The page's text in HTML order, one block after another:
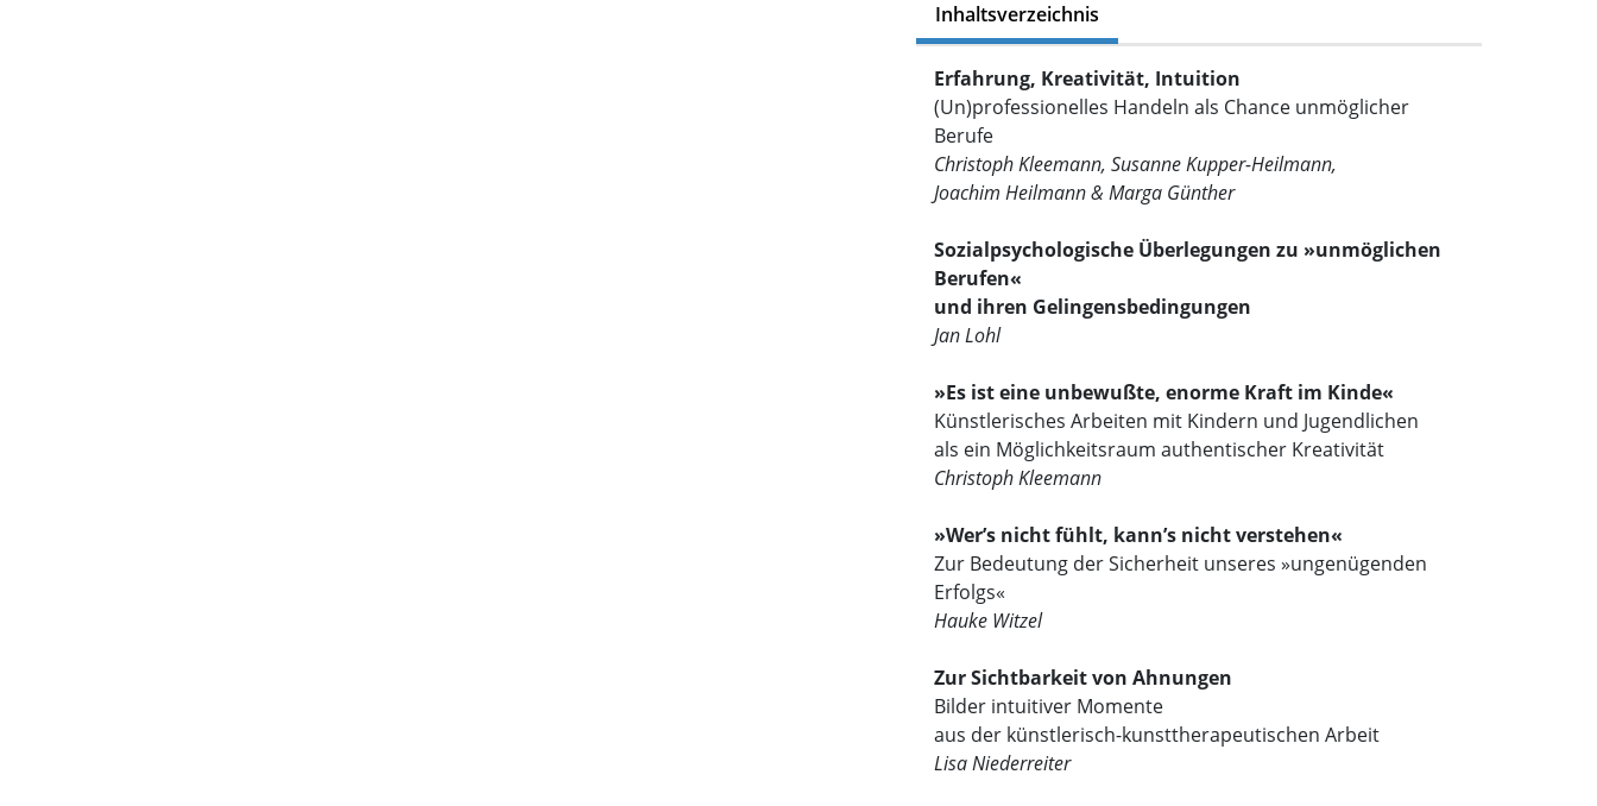
Inhaltsverzeichnis
Erfahrung, Kreativität, Intuition
(Un)professionelles Handeln als Chance unmöglicher
Berufe
Christoph Kleemann, Susanne Kupper-Heilmann,
Joachim Heilmann & Marga Günther
Sozialpsychologische Überlegungen zu »unmöglichen
Berufen«
und ihren Gelingensbedingungen
Jan Lohl
»Es ist eine unbewußte, enorme Kraft im Kinde«
Künstlerisches Arbeiten mit Kindern und Jugendlichen
als ein Möglichkeitsraum authentischer Kreativität
Christoph Kleemann
»Wer’s nicht fühlt, kann’s nicht verstehen«
Zur Bedeutung der Sicherheit unseres »ungenügenden
Erfolgs«
Hauke Witzel
Zur Sichtbarkeit von Ahnungen
Bilder intuitiver Momente
aus der künstlerisch-kunsttherapeutischen Arbeit
Lisa Niederreiter